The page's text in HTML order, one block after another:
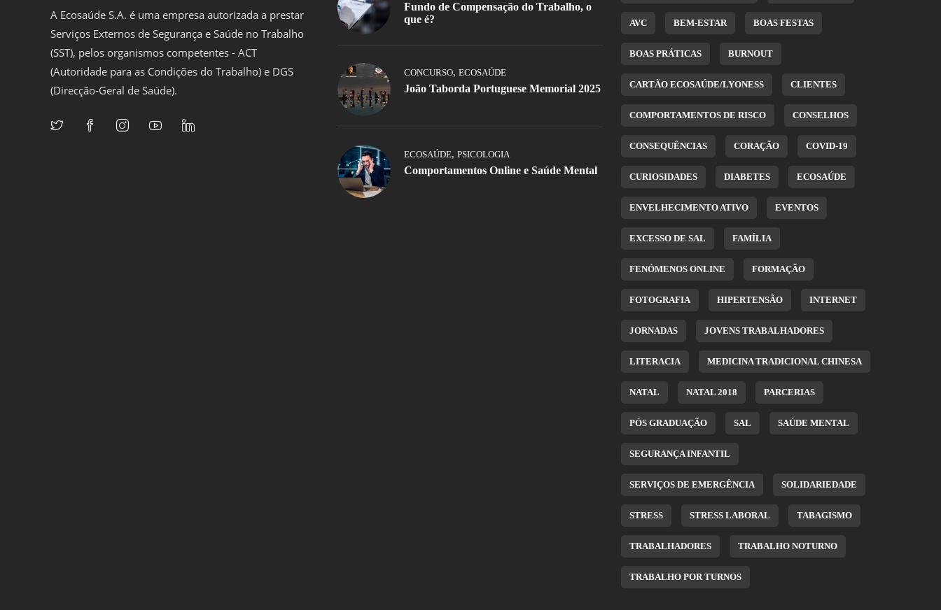
A Ecosaúde S.A. é uma empresa autorizada a prestar
Serviços Externos de Segurança e Saúde no Trabalho
(SST), pelos organismos competentes - ACT
(Autoridade para as Condições do Trabalho) e DGS
(Direcção-Geral de Saúde).
Fundo de Compensação do Trabalho, o
que é?
CONCURSO, ECOSAÚDE
João Taborda Portuguese Memorial 2025
ECOSAÚDE, PSICOLOGIA
Comportamentos Online e Saúde Mental
AVC BEM-ESTAR BOAS FESTAS
BOAS PRÁTICAS BURNOUT
CARTÃO ECOSAÚDE/LYONESS CLIENTES
COMPORTAMENTOS DE RISCO CONSELHOS
CONSEQUÊNCIAS CORAÇÃO COVID-19
CURIOSIDADES DIABETES ECOSAÚDE
ENVELHECIMENTO ATIVO EVENTOS
EXCESSO DE SAL FAMÍLIA
FENÓMENOS ONLINE FORMAÇÃO
FOTOGRAFIA HIPERTENSÃO INTERNET
JORNADAS JOVENS TRABALHADORES
LITERACIA MEDICINA TRADICIONAL CHINESA
NATAL NATAL 2018 PARCERIAS
PÓS GRADUAÇÃO SAL SAÚDE MENTAL
SEGURANÇA INFANTIL
SERVIÇOS DE EMERGÊNCIA SOLIDARIEDADE
STRESS STRESS LABORAL TABAGISMO
TRABALHADORES TRABALHO NOTURNO
TRABALHO POR TURNOS